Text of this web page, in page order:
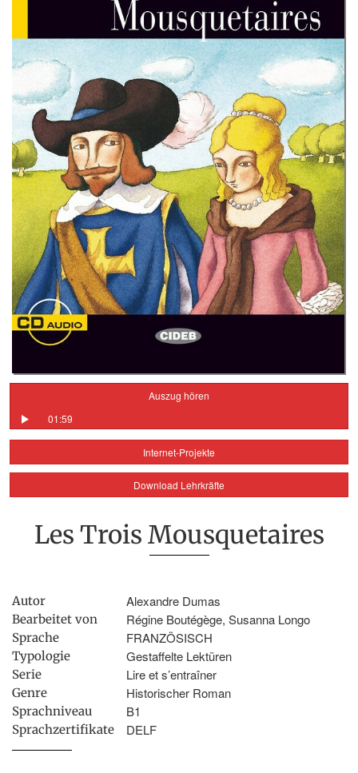
Auszug hören
01:59
Internet-Projekte
Download Lehrkräfte
Les Trois Mousquetaires
Autor Alexandre Dumas
Bearbeitet von Régine Boutégège, Susanna Longo
Sprache FRANZÖSISCH
Typologie Gestaffelte Lektüren
Serie Lire et s’entraîner
Genre Historischer Roman
Sprachniveau B1
Sprachzertifikate DELF